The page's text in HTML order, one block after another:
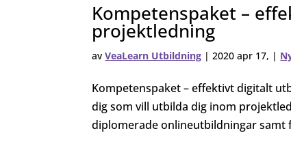
Kompetenspaket –
projektledning
avVeaLearn Utbildning |2020 apr 17, |
Kompetenspaket – effektivt digitalt
dig som vill utbilda dig inom
diplomerade onlineutbildningar samt